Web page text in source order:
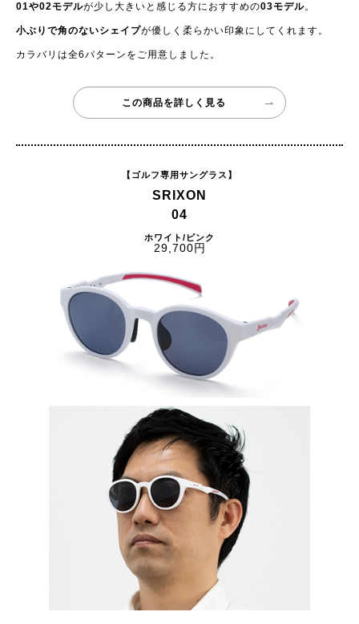
01や02モデルが少し大きいと感じる方におすすめの03モデル。
小ぶりで角のないシェイプが優しく柔らかい印象にしてくれます。
カラバリは全6パターンをご用意しました。
この商品を詳しく見る
【ゴルフ専用サングラス】
SRIXON
04
ホワイト/ピンク
29,700円